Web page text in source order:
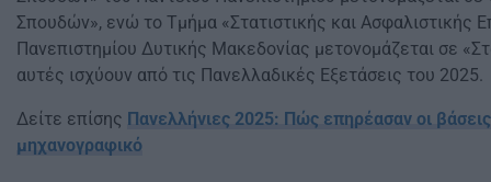
Σπουδών», ενώ το Τμήμα «Στατιστικής και Ασφαλιστικής
Πανεπιστημίου Δυτικής Μακεδονίας μετονομάζεται σε
αυτές ισχύουν από τις Πανελλαδικές Εξετάσεις του 2025.
Δείτε επίσης Πανελλήνιες 2025: Πώς επηρέασαν οι
μηχανογραφικό